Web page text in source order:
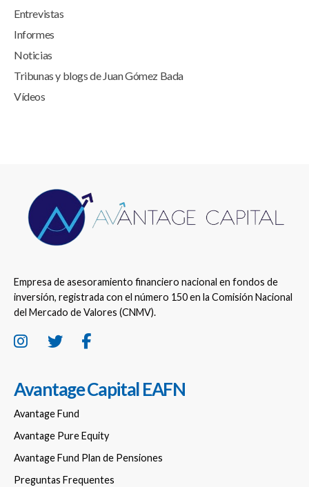
Entrevistas
Informes
Noticias
Tribunas y blogs de Juan Gómez Bada
Vídeos
Empresa de asesoramiento financiero nacional en fondos de
inversión, registrada con el número 150 en la Comisión Nacional
del Mercado de Valores (CNMV).
Avantage Capital EAFN
Avantage Fund
Avantage Pure Equity
Avantage Fund Plan de Pensiones
Preguntas Frequentes